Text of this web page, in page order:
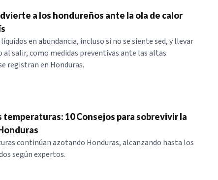
a los hondureños ante la ola de calor
en abundancia, incluso si no se siente sed, y llevar
al salir, como medidas preventivas ante las altas
registran en Honduras.
temperaturas: 10 Consejos para sobrevivir la
continúan azotando Honduras, alcanzando hasta los
según expertos.